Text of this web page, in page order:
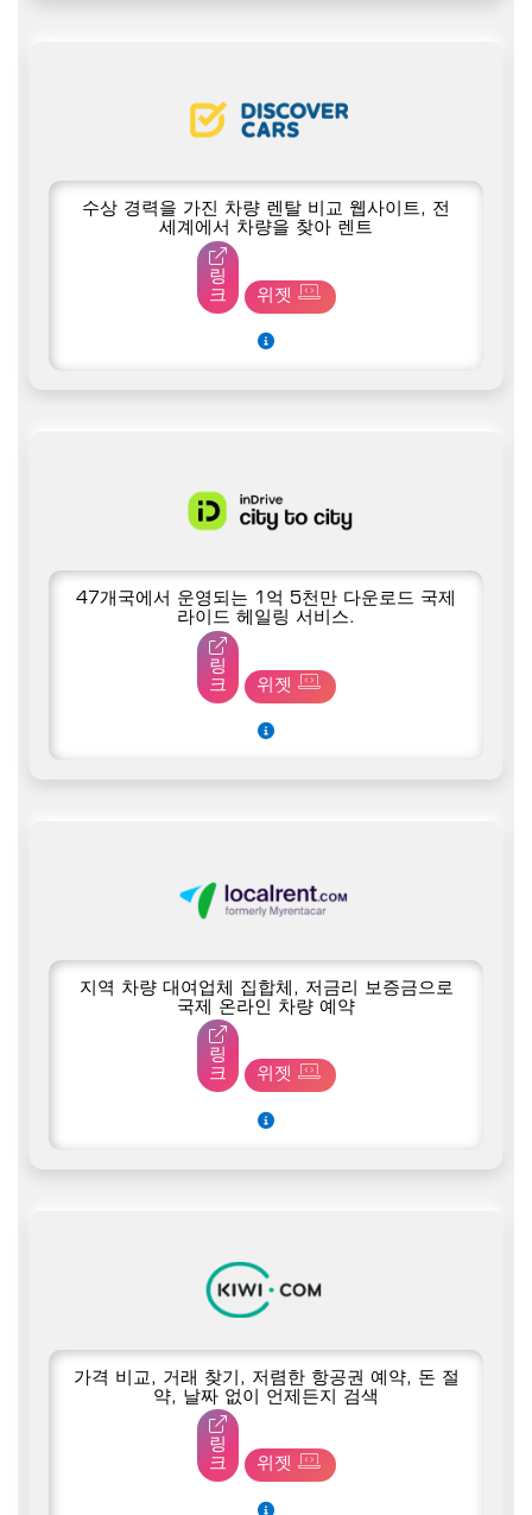
수상 경력을 가진 차량 렌탈 비교 웹사이트, 전
세계에서 차량을 찾아 렌트
링
크
위젯
47개국에서 운영되는 1억 5천만 다운로드 국제
라이드 헤일링 서비스.
링
크
위젯
지역 차량 대여업체 집합체, 저금리 보증금으로
국제 온라인 차량 예약
링
크
위젯
가격 비교, 거래 찾기, 저렴한 항공권 예약, 돈 절
약, 날짜 없이 언제든지 검색
링
크
위젯